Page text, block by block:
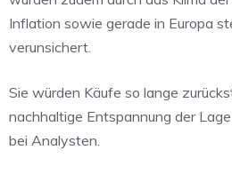
Inflation sowie gerade in Europa
verunsichert.
Sie würden Käufe so lange
nachhaltige Entspannung der
bei Analysten.